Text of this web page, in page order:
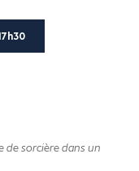
de sorcière dans un